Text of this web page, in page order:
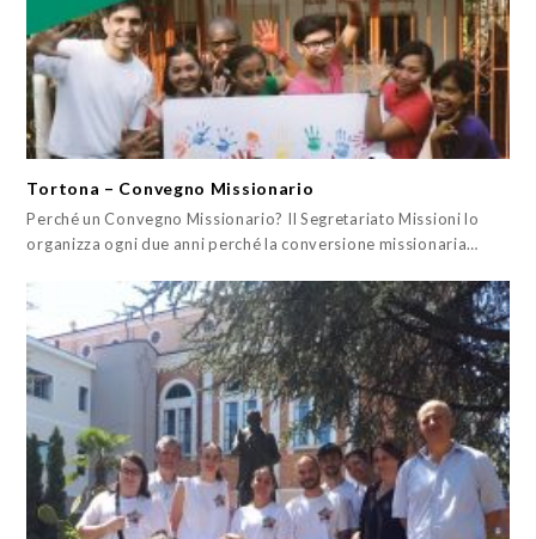
Tortona – Convegno Missionario
Perché un Convegno Missionario? Il Segretariato Missioni lo
organizza ogni due anni perché la conversione missionaria…